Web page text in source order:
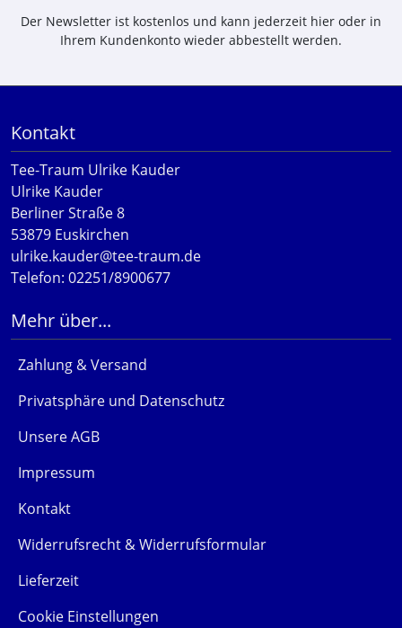
Der Newsletter ist kostenlos und kann jederzeit hier oder in
Ihrem Kundenkonto wieder abbestellt werden.
Kontakt
Tee-Traum Ulrike Kauder
Ulrike Kauder
Berliner Straße 8
53879 Euskirchen
ulrike.kauder@tee-traum.de
Telefon: 02251/8900677
Mehr über...
Zahlung & Versand
Privatsphäre und Datenschutz
Unsere AGB
Impressum
Kontakt
Widerrufsrecht & Widerrufsformular
Lieferzeit
Cookie Einstellungen